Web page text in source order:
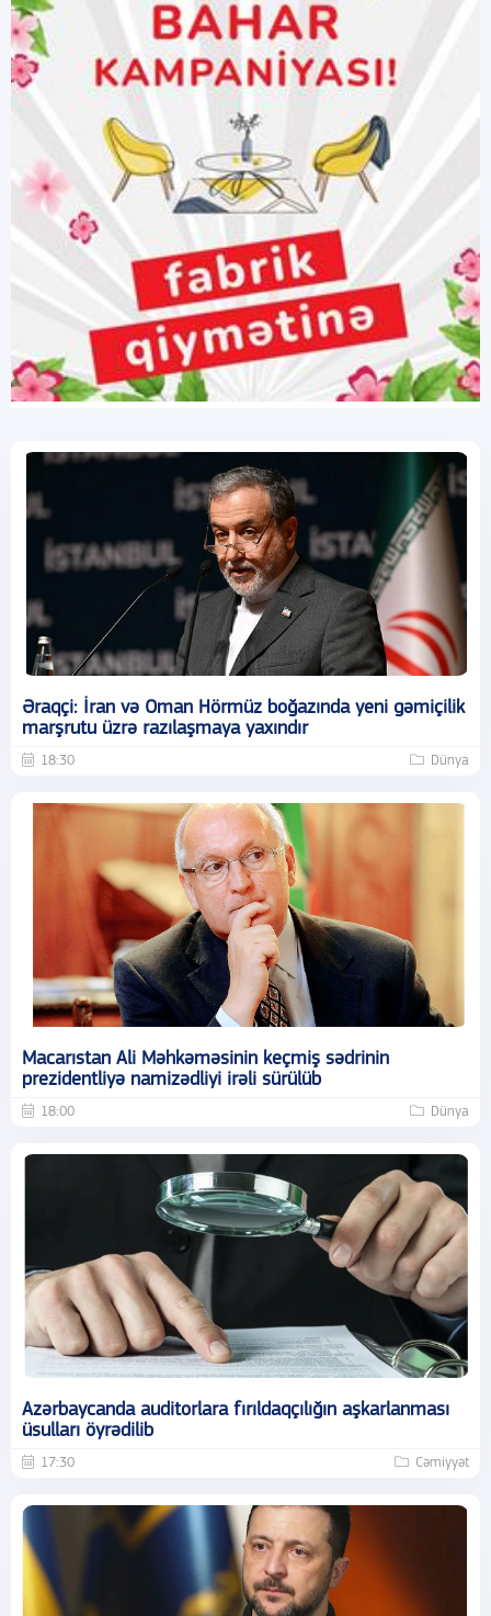
Əraqçi: İran və Oman Hörmüz boğazında yeni gəmiçilik
marşrutu üzrə razılaşmaya yaxındır
18:30 Dünya
Macarıstan Ali Məhkəməsinin keçmiş sədrinin
prezidentliyə namizədliyi irəli sürülüb
18:00 Dünya
Azərbaycanda auditorlara fırıldaqçılığın aşkarlanması
üsulları öyrədilib
17:30 Cəmiyyət